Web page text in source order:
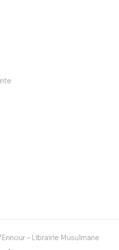
– Librairie Musulmane